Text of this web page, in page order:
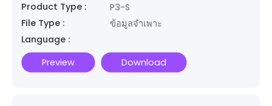
Product Type :
P3-S
File Type :
ข้อมูลจำเพาะ
Language :
Preview
Download